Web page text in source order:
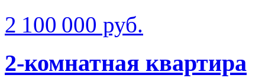
2 100 000 руб.
2-комнатная квартира